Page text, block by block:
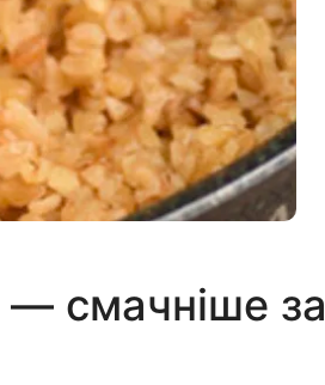
— смачніше за